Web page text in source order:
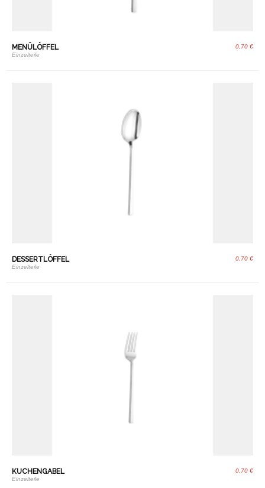
0,70 €
MENÜLÖFFEL
Einzelteile
0,70 €
DESSERTLÖFFEL
Einzelteile
0,70 €
KUCHENGABEL
Einzelteile